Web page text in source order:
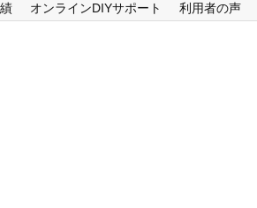
オンラインDIYサポート 利用者の声